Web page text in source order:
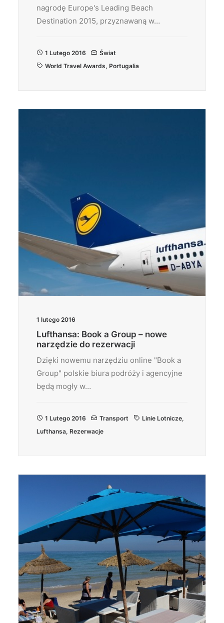
nagrodę Europe's Leading Beach
Destination 2015, przyznawaną w…
1 Lutego 2016
Świat
World Travel Awards, Portugalia
1 lutego 2016
Lufthansa: Book a Group – nowe
narzędzie do rezerwacji
Dzięki nowemu narzędziu online "Book a
Group" polskie biura podróży i agencyjne
będą mogły w…
1 Lutego 2016 Transport Linie Lotnicze,
Lufthansa, Rezerwacje